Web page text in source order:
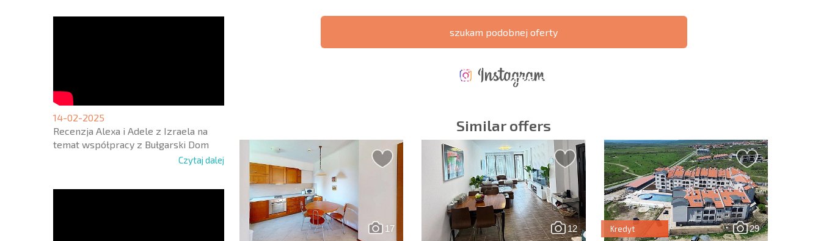
14-02-2025
Recenzja Alexa i Adele z Izraela na
temat współpracy z Bułgarski Dom
Czytaj dalej
szukam podobnej oferty
* Pola obowiązkowe
Zapisz się do newslettera | Klikając przycisk, wyrażasz zgodę na
wykorzystanie swoich danych.
Wyślij wiadomość
ROCZNE KOSZTY
UTRZYMANIA
GDZIE JEST 6%
Similar offers
17 12 29
Kredyt